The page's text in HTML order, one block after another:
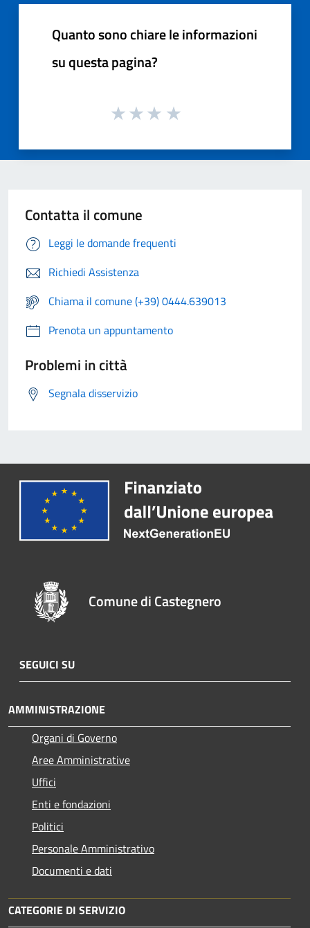
Quanto sono chiare le informazioni
su questa pagina?
Contatta il comune
Leggi le domande frequenti
Richiedi Assistenza
Chiama il comune (+39) 0444.639013
Prenota un appuntamento
Problemi in città
Segnala disservizio
Comune di Castegnero
SEGUICI SU
AMMINISTRAZIONE
Organi di Governo
Aree Amministrative
Uffici
Enti e fondazioni
Politici
Personale Amministrativo
Documenti e dati
CATEGORIE DI SERVIZIO